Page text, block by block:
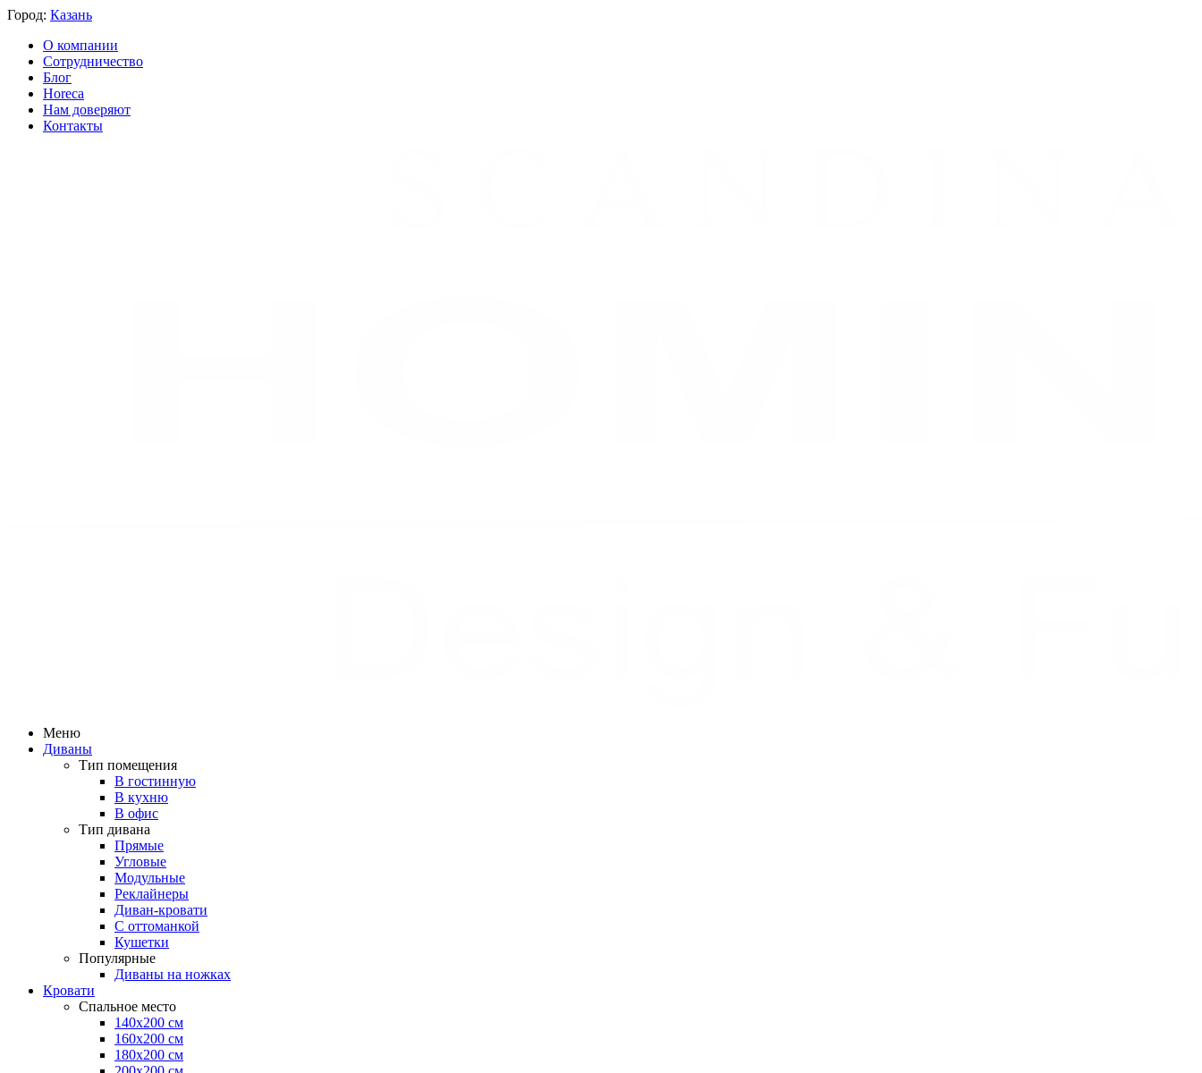
Город: Казань
О компании
Сотрудничество
Блог
Horeca
Нам доверяют
Контакты
Меню
Диваны
Тип помещения
В гостинную
В кухню
В офис
Тип дивана
Прямые
Угловые
Модульные
Реклайнеры
Диван-кровати
С оттоманкой
Кушетки
Популярные
Диваны на ножках
Кровати
Спальное место
140х200 см
160х200 см
180х200 см